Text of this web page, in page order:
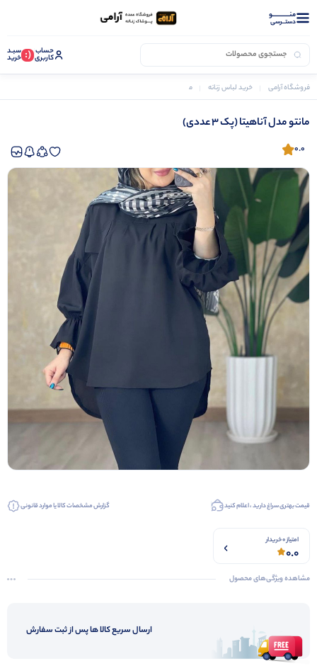
منــــــــــــو
دستــرسی
حساب
کاربری (: سبـد
خرید
فروشگاه آرامی خرید لباس زنانه مانتو زنانه
مانتو مدل آناهیتا (پک 3 عددی)
0.0
قیمت بهتری سراغ دارید ، اعلام کنید گزارش مشخصات کالا یا موارد قانونی
امتیاز 0 خریدار
0.0
مشاهده ویژگی‌های محصول
ارسال سریع کالا ها پس از ثبت سفارش